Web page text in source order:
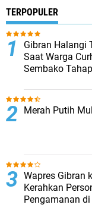
TERPOPULER
Gibran Halangi
Saat Warga
Sembako
Merah Putih
Wapres Gibran
Kerahkan
Pengamanan